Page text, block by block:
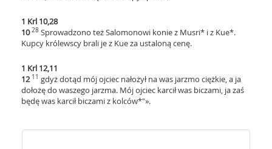
1 Krl 10,28
1028 Sprowadzono też Salomonowi konie z Musri* i z Kue*.
Kupcy królewscy brali je z Kue za ustaloną cenę.
1 Krl 12,11
12 11 gdyż dotąd mój ojciec nałożył na was jarzmo ciężkie, a ja
dołożę do waszego jarzma. Mój ojciec karcił was biczami, ja zaś
będę was karcił biczami z kolców*"».